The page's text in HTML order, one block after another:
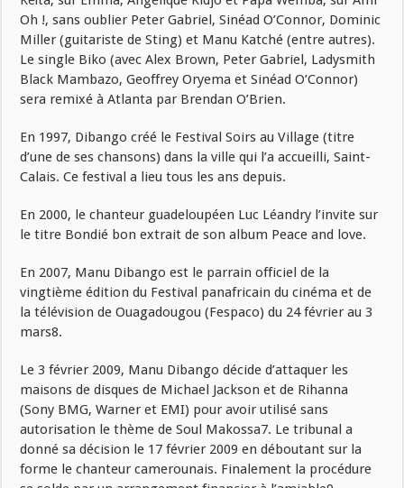
Oh !, sans oublier Peter Gabriel, Sinéad O’Connor, Dominic
Miller (guitariste de Sting) et Manu Katché (entre autres).
Le single Biko (avec Alex Brown, Peter Gabriel, Ladysmith
Black Mambazo, Geoffrey Oryema et Sinéad O’Connor)
sera remixé à Atlanta par Brendan O’Brien.
En 1997, Dibango créé le Festival Soirs au Village (titre
d’une de ses chansons) dans la ville qui l’a accueilli, Saint-
Calais. Ce festival a lieu tous les ans depuis.
En 2000, le chanteur guadeloupéen Luc Léandry l’invite sur
le titre Bondié bon extrait de son album Peace and love.
En 2007, Manu Dibango est le parrain officiel de la
vingtième édition du Festival panafricain du cinéma et de
la télévision de Ouagadougou (Fespaco) du 24 février au 3
mars8.
Le 3 février 2009, Manu Dibango décide d’attaquer les
maisons de disques de Michael Jackson et de Rihanna
(Sony BMG, Warner et EMI) pour avoir utilisé sans
autorisation le thème de Soul Makossa7. Le tribunal a
donné sa décision le 17 février 2009 en déboutant sur la
forme le chanteur camerounais. Finalement la procédure